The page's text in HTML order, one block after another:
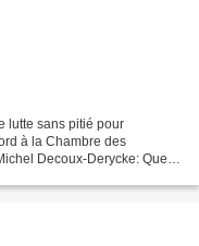
lutte sans pitié pour
à la Chambre des
Decoux-Derycke: Que